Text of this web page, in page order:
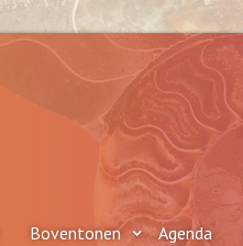
Boventonen Agenda